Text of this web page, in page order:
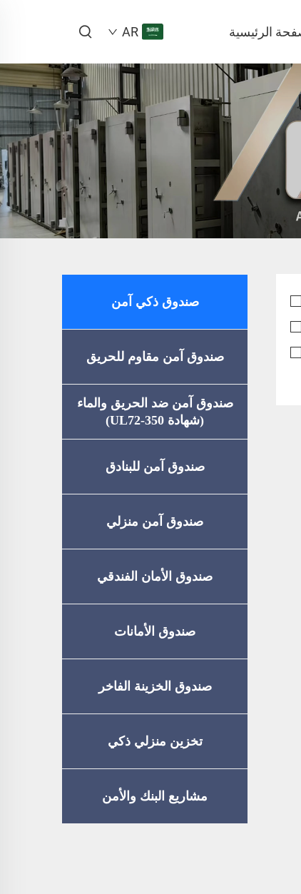
الرئيسية AR
صندوق ذكي آمن
صندوق آمن مقاوم للحريق
صندوق آمن ضد الحريق والماء
(شهادة UL72-350)
صندوق آمن للبنادق
صندوق آمن منزلي
صندوق الأمان الفندقي
صندوق الأمانات
صندوق الخزينة الفاخر
تخزين منزلي ذكي
مشاريع البنك والأمن